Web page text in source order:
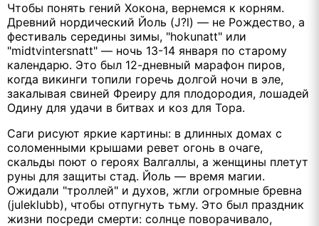
Чтобы понять гений Хокона, вернемся к корням.
Древний нордический Йоль (J?l) — не Рождество, а
фестиваль середины зимы, "hokunatt" или
"midtvintersnatt" — ночь 13-14 января по старому
календарю. Это был 12-дневный марафон пиров,
когда викинги топили горечь долгой ночи в эле,
закалывая свиней Фреиру для плодородия, лошадей
Одину для удачи в битвах и коз для Тора.
Саги рисуют яркие картины: в длинных домах с
соломенными крышами ревет огонь в очаге,
скальды поют о героях Валгаллы, а женщины плетут
руны для защиты стад. Йоль — время магии.
Ожидали "троллей" и духов, жгли огромные бревна
(juleklubb), чтобы отпугнуть тьму. Это был праздник
жизни посреди смерти: солнце поворачивало,